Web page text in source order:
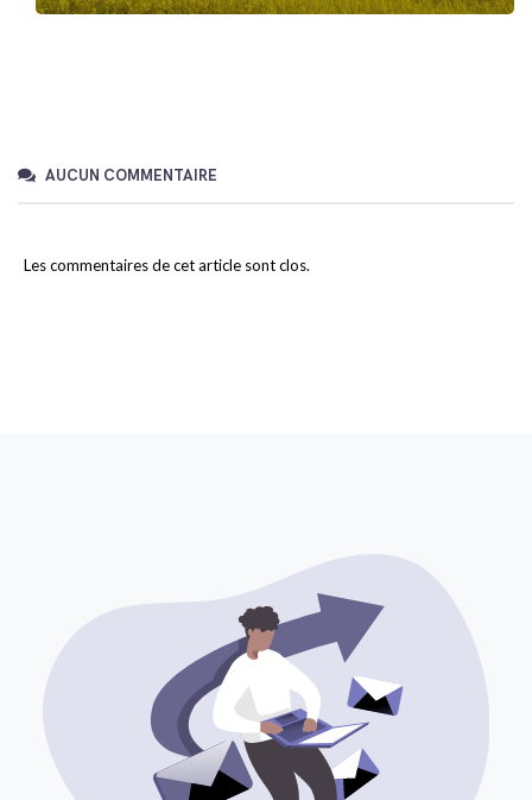
AUCUN COMMENTAIRE
Les commentaires de cet article sont clos.